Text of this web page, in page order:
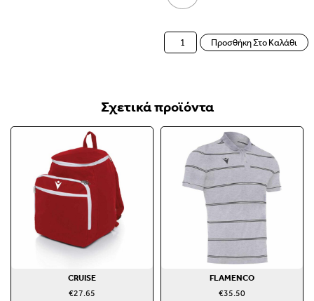
Προσθήκη Στο Καλάθι
Σχετικά προϊόντα
CRUISE
€27.65
FLAMENCO
€35.50